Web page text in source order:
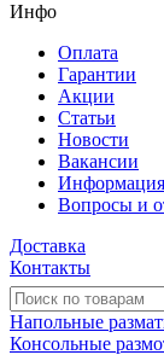
Инфо
Оплата
Гарантии
Акции
Статьи
Новости
Вакансии
Информация
Вопросы и
Доставка
Контакты
Напольные
Консольные